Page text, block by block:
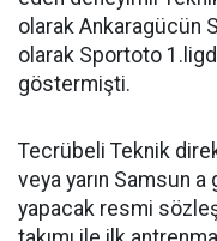
olarak Ankaragücün
olarak Sportoto
göstermişti.
Tecrübeli Teknik
veya yarın Samsun a
yapacak resmi